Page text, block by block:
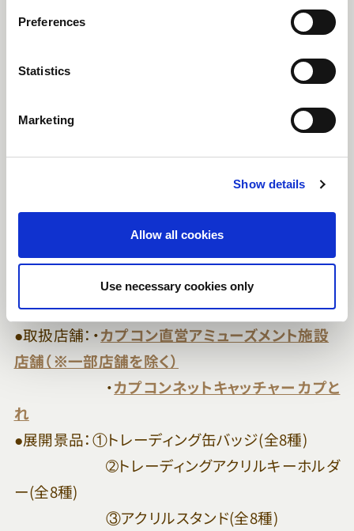
Preferences
Statistics
Marketing
Show details
Allow all cookies
Use necessary cookies only
●実施期間：2025年9月26日(金)より順次展開
※コラボプライズ景品は無くなり次
第終了となります。
●取扱店舗：・カプコン直営アミューズメント施設
店舗（※一部店舗を除く）
・カプコンネットキャッチャー カプと
れ
●展開景品：①トレーディング缶バッジ(全8種)
➁トレーディングアクリルキーホルダ
ー(全8種)
③アクリルスタンド(全8種)